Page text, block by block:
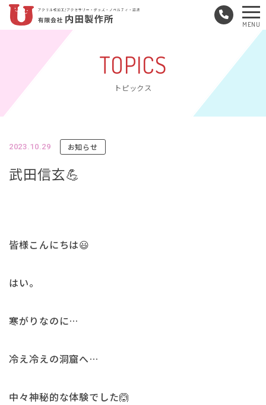
TOPICS
トピックス
2023.10.29 お知らせ
武田信玄💪
皆様こんにちは😃
はい。
寒がりなのに…
冷え冷えの洞窟へ…
中々神秘的な体験でした🙆
メ
ュ
MENU